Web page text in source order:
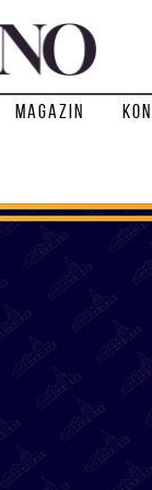
Magazin